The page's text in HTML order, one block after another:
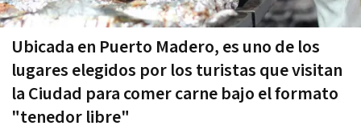
Ubicada en Puerto Madero, es uno de los
lugares elegidos por los turistas que visitan
la Ciudad para comer carne bajo el formato
"tenedor libre"